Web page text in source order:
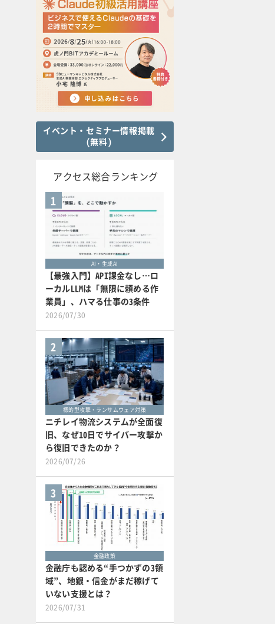
イベント・セミナー情報掲載
(無料)
アクセス総合ランキング
1
AI・生成AI
【最強入門】API課金なし…ロ
ーカルLLMは「無限に頼める作
業員」、ハマる仕事の3条件
2026/07/30
2
標的型攻撃・ランサムウェア対策
ニチレイ物流システムが全面復
旧、なぜ10日でサイバー攻撃か
ら復旧できたのか？
2026/07/26
3
金融政策
金融庁も認める“手つかずの3領
域”、地銀・信金がまだ稼げて
いない支援とは？
2026/07/31